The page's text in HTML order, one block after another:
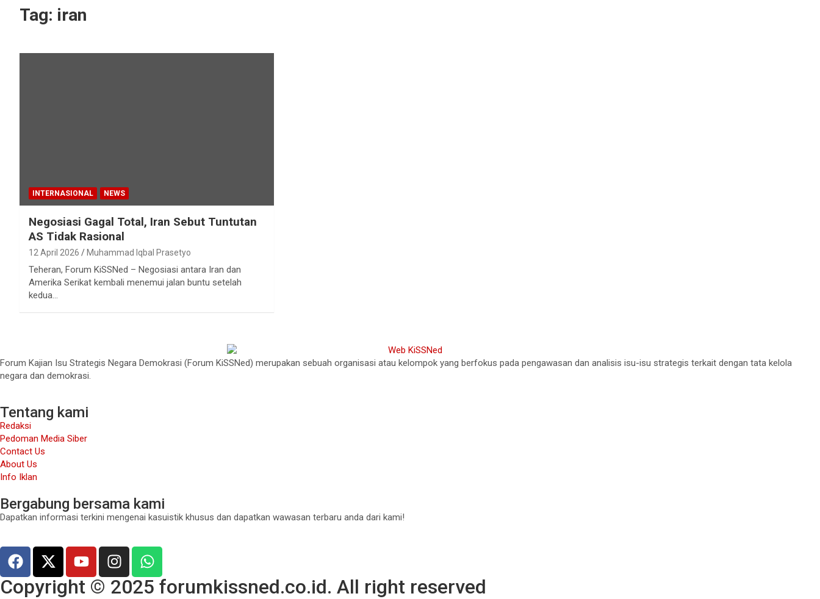
Tag: iran
INTERNASIONAL NEWS
Negosiasi Gagal Total, Iran Sebut Tuntutan
AS Tidak Rasional
12 April 2026 Muhammad Iqbal Prasetyo
Teheran, Forum KiSSNed – Negosiasi antara Iran dan
Amerika Serikat kembali menemui jalan buntu setelah
kedua…
Forum Kajian Isu Strategis Negara Demokrasi (Forum KiSSNed) merupakan sebuah organisasi atau kelompok yang berfokus pada pengawasan dan analisis isu-isu strategis terkait dengan tata kelola
negara dan demokrasi.
Tentang kami
Redaksi
Pedoman Media Siber
Contact Us
About Us
Info Iklan
Bergabung bersama kami
Dapatkan informasi terkini mengenai kasuistik khusus dan dapatkan wawasan terbaru anda dari kami!
Copyright © 2025 forumkissned.co.id. All right reserved